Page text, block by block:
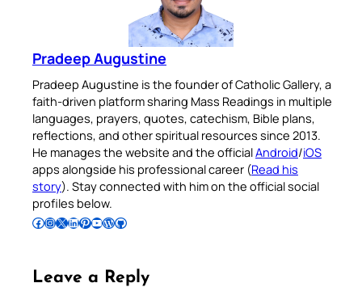
Pradeep Augustine
Pradeep Augustine is the founder of Catholic Gallery, a
faith-driven platform sharing Mass Readings in multiple
languages, prayers, quotes, catechism, Bible plans,
reflections, and other spiritual resources since 2013.
He manages the website and the officialAndroid/iOS
apps alongside his professional career (Read his
story). Stay connected with him on the official social
profiles below.
Follow Pradeep on Facebook Follow Pradeep on InstagramFollow Pradeep on X Follow Pradeep on LinkedIn Follow Pradeep on Pinterest Subscribe to Pradeep’s Youtube Channel Follow Pradeep on WordPress Follow Pradeep on GitHub
Leave a Reply